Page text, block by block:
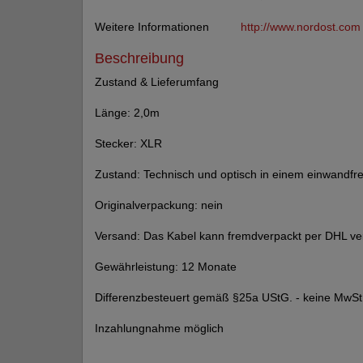
Weitere Informationen http://www.nordost.com
Beschreibung
Zustand & Lieferumfang
Länge: 2,0m
Stecker: XLR
Zustand: Technisch und optisch in einem
Originalverpackung: nein
Versand: Das Kabel kann fremdverpackt per DHL
Gewährleistung: 12 Monate
Differenzbesteuert gemäß §25a UStG. - keine
Inzahlungnahme möglich